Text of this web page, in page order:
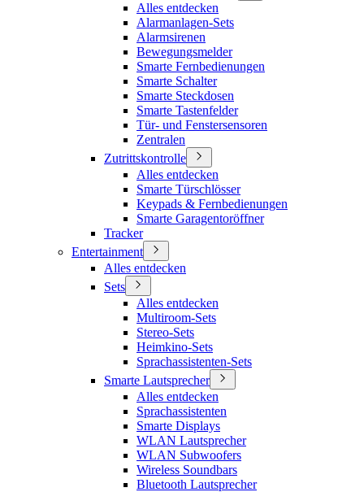
Alles entdecken
Alarmanlagen-Sets
Alarmsirenen
Bewegungsmelder
Smarte Fernbedienungen
Smarte Schalter
Smarte Steckdosen
Smarte Tastenfelder
Tür- und Fenstersensoren
Zentralen
Zutrittskontrolle
Alles entdecken
Smarte Türschlösser
Keypads & Fernbedienungen
Smarte Garagentoröffner
Tracker
Entertainment
Alles entdecken
Sets
Alles entdecken
Multiroom-Sets
Stereo-Sets
Heimkino-Sets
Sprachassistenten-Sets
Smarte Lautsprecher
Alles entdecken
Sprachassistenten
Smarte Displays
WLAN Lautsprecher
WLAN Subwoofers
Wireless Soundbars
Bluetooth Lautsprecher